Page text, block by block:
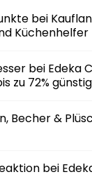
bei
Küchenhelfer
bei Edeka
zu 72%
Becher &
bei